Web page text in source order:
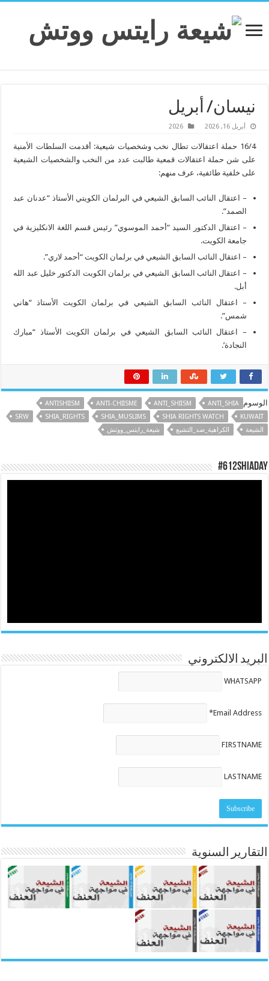
نيسان/ أبريل
أبريل 16, 2026 2026
16/4 حملة اعتقالات تطال نخب وشخصيات شيعية: أقدمت السلطات الأمنية
على شن حملة اعتقالات قمعية طالبت عدد من النخب والشخصيات الشيعية
على خلفية طائفية، عرف منهم:
– اعتقال النائب السابق الشيعي في البرلمان الكويتي الأستاذ “عدنان عبد
الصمد”.
– اعتقال الدكتور السيد “أحمد الموسوي” رئيس قسم اللغة الانكليزية في
جامعة الكويت.
– اعتقال النائب السابق الشيعي في برلمان الكويت “أحمد لاري”.
– اعتقال النائب السابق الشيعي في برلمان الكويت الدكتور خليل عبد الله
أبل.
– اعتقال النائب السابق الشيعي في برلمان الكويت الأستاذ “هاني
شمس”.
– اعتقال النائب السابق الشيعي في برلمان الكويت الأستاذ “مبارك
النجادة’.
الوسوم ANTI_SHIA
ANTI_SHIISM
ANTI-CHIISME
ANTISHIISM
KUWAIT
SHIA RIGHTS WATCH
SHIA_MUSLIMS
SHIA_RIGHTS
SRW
الشيعة
الكراهية_ضد_التشيع شيعة_رايتس_ووتش
#612ShiaDay
البريد الالكتروني
WHATSAPP
Email Address*
FIRSTNAME
LASTNAME
التقارير السنوية